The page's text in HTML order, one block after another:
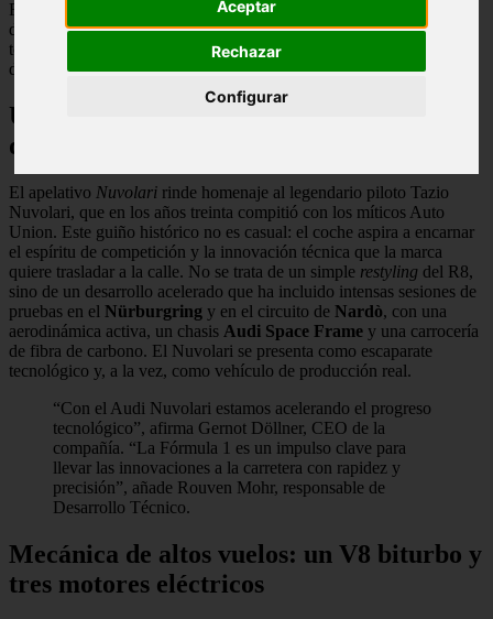
Aceptar
Rechazar
Configurar
Fórmula 1, una renovada filosofía de diseño y una toma de
decisiones más ágil. El mensaje es claro: Audi quiere demostrar que
todavía es capaz de crear un automóvil que inquiete a los referentes
del segmento deportivo.
Un nombre con historia y un propósito
definido
El apelativo Nuvolari rinde homenaje al legendario piloto Tazio
Nuvolari, que en los años treinta compitió con los míticos Auto
Union. Este guiño histórico no es casual: el coche aspira a encarnar
el espíritu de competición y la innovación técnica que la marca
quiere trasladar a la calle. No se trata de un simple restyling del R8,
sino de un desarrollo acelerado que ha incluido intensas sesiones de
pruebas en el Nürburgring y en el circuito de Nardò, con una
aerodinámica activa, un chasis Audi Space Frame y una carrocería
de fibra de carbono. El Nuvolari se presenta como escaparate
tecnológico y, a la vez, como vehículo de producción real.
“Con el Audi Nuvolari estamos acelerando el progreso
tecnológico”, afirma Gernot Döllner, CEO de la
compañía. “La Fórmula 1 es un impulso clave para
llevar las innovaciones a la carretera con rapidez y
precisión”, añade Rouven Mohr, responsable de
Desarrollo Técnico.
Mecánica de altos vuelos: un V8 biturbo y
tres motores eléctricos